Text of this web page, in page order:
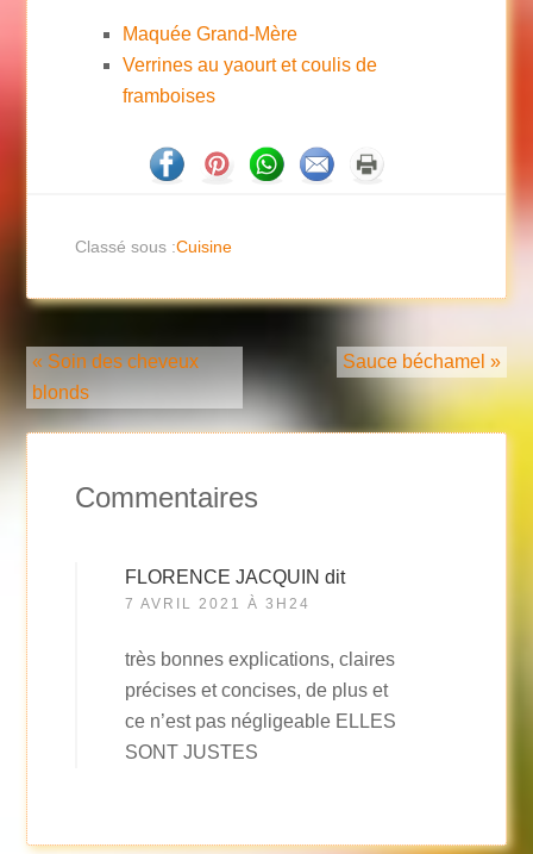
Maquée Grand-Mère
Verrines au yaourt et coulis de
framboises
Classé sous :Cuisine
« Soin des cheveux
blonds
Sauce béchamel »
Commentaires
FLORENCE JACQUIN dit
7 AVRIL 2021 À 3H24
très bonnes explications, claires
précises et concises, de plus et
ce n’est pas négligeable ELLES
SONT JUSTES